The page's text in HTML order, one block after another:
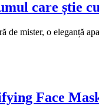
care știe
de mister, o eleganță
Face